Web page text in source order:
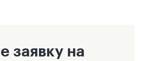
заявку на